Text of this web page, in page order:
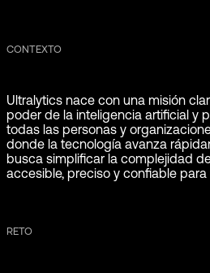
CONTEXTO
Ultralytics nace con una misión
poder de la inteligencia artificial y
todas las personas y
donde la tecnología avanza
busca simplificar la complejidad
accesible, preciso y confiable para
RETO